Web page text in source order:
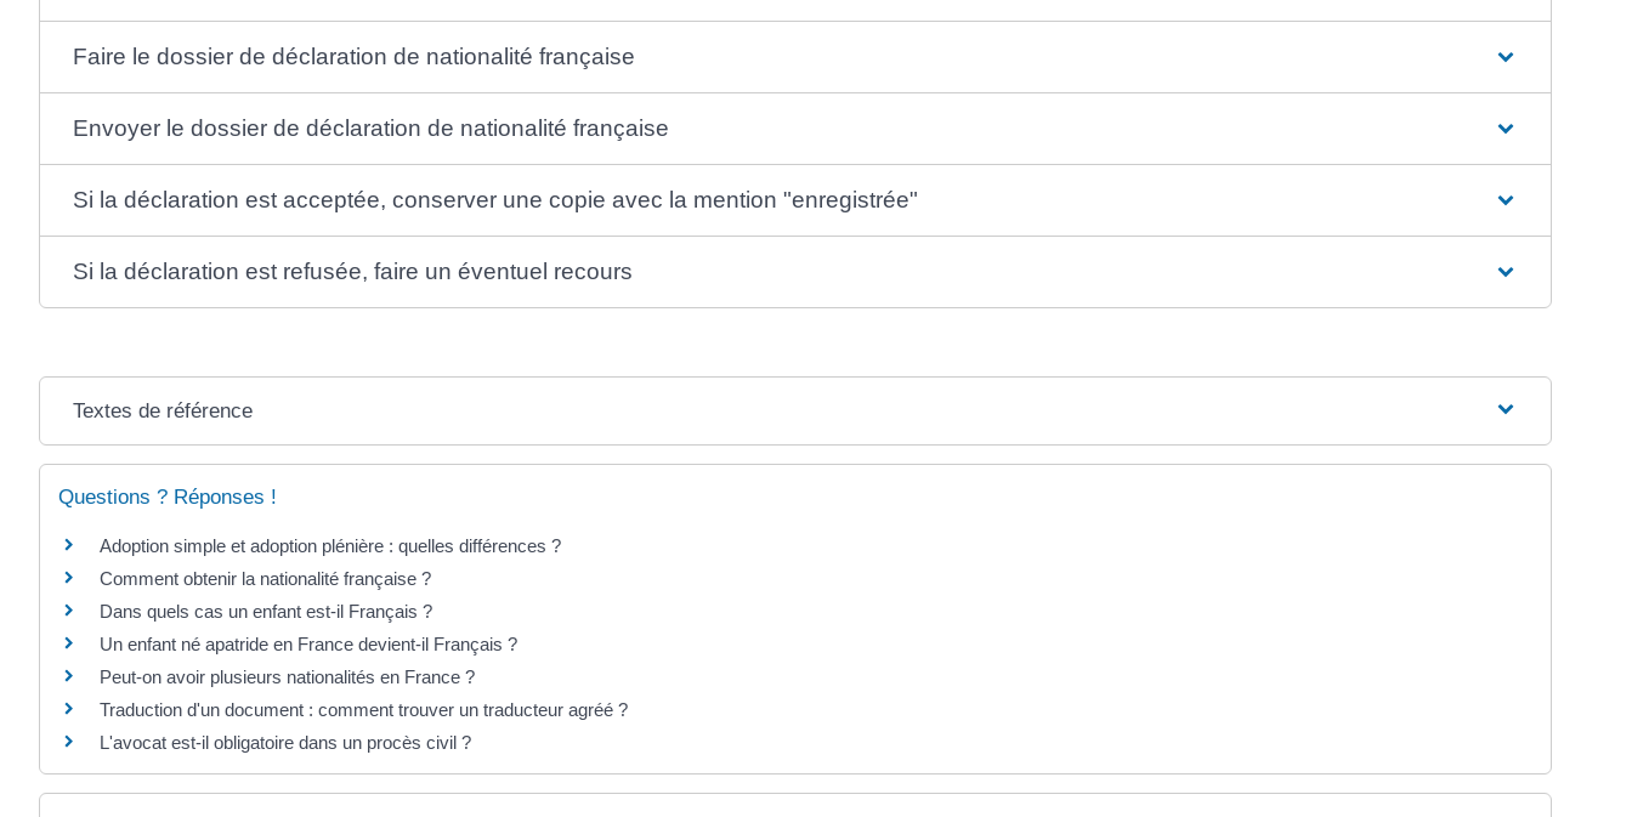
Faire le dossier de déclaration de nationalité française
Envoyer le dossier de déclaration de nationalité française
Si la déclaration est acceptée, conserver une copie avec la mention "enregistrée"
Si la déclaration est refusée, faire un éventuel recours
Textes de référence
Questions ? Réponses !
Adoption simple et adoption plénière : quelles différences ?
Comment obtenir la nationalité française ?
Dans quels cas un enfant est-il Français ?
Un enfant né apatride en France devient-il Français ?
Peut-on avoir plusieurs nationalités en France ?
Traduction d'un document : comment trouver un traducteur agréé ?
L'avocat est-il obligatoire dans un procès civil ?